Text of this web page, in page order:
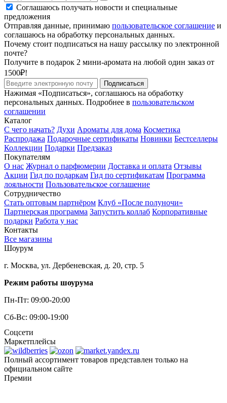
Соглашаюсь получать новости и специальные
предложения
Отправляя данные, принимаю пользовательское соглашение и
соглашаюсь на обработку персональных данных.
Почему стоит подписаться на нашу рассылку по электронной
почте?
Получите в подарок 2 мини-аромата на любой один заказ от
1500₽!
Подписаться
Нажимая «Подписаться», соглашаюсь на обработку
персональных данных. Подробнее в пользовательском
соглашении
Каталог
С чего начать? Духи Ароматы для дома Косметика
Распродажа Подарочные сертификаты Новинки Бестселлеры
Коллекции Подарки Предзаказ
Покупателям
О нас Журнал о парфюмерии Доставка и оплата Отзывы
Акции Гид по подаркам Гид по сертификатам Программа
лояльности Пользовательское соглашение
Сотрудничество
Стать оптовым партнёром Клуб «После полуночи»
Партнерская программа Запустить коллаб Корпоративные
подарки Работа у нас
Контакты
Все магазины
Шоурум
г. Москва, ул. Дербеневская, д. 20, стр. 5
Режим работы шоурума
Пн-Пт: 09:00-20:00
Сб-Вс: 09:00-19:00
Соцсети
Маркетплейсы
Полный ассортимент товаров представлен только на
официальном сайте
Премии